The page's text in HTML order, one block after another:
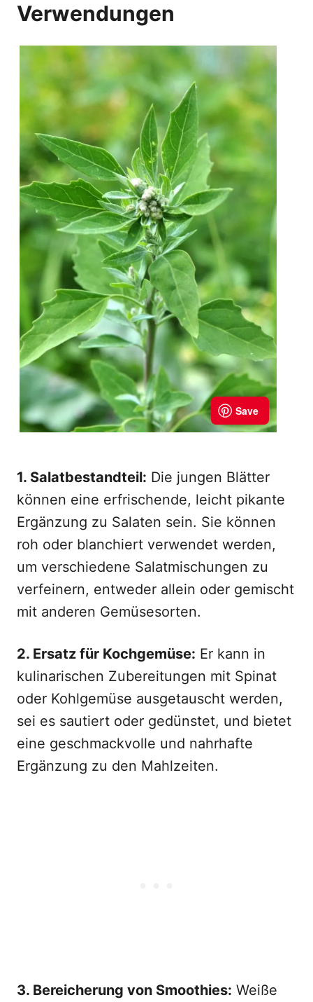
Verwendungen
1. Salatbestandteil: Die jungen Blätter
können eine erfrischende, leicht pikante
Ergänzung zu Salaten sein. Sie können
roh oder blanchiert verwendet werden,
um verschiedene Salatmischungen zu
verfeinern, entweder allein oder gemischt
mit anderen Gemüsesorten.
2. Ersatz für Kochgemüse: Er kann in
kulinarischen Zubereitungen mit Spinat
oder Kohlgemüse ausgetauscht werden,
sei es sautiert oder gedünstet, und bietet
eine geschmackvolle und nahrhafte
Ergänzung zu den Mahlzeiten.
3. Bereicherung von Smoothies: Weiße